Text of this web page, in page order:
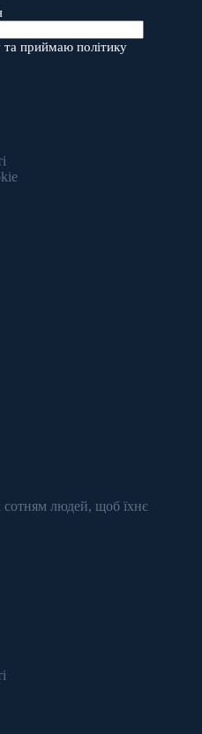
та приймаю політику
людей, щоб їхнє